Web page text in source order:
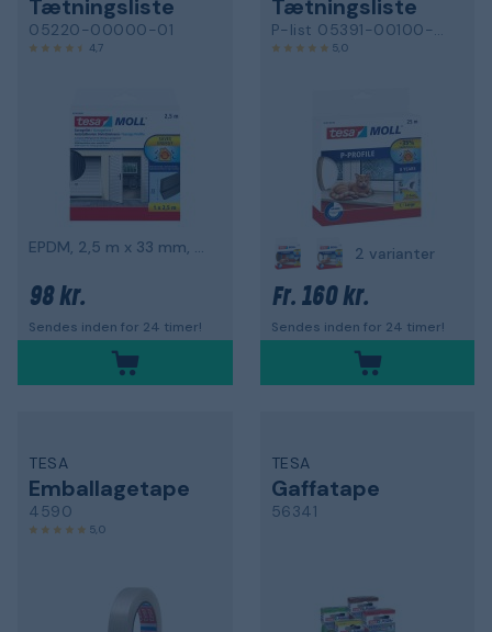
Tætningsliste
05220-00000-01
4,7
EPDM, 2,5 m x 33 mm, sort
98 kr.
Sendes inden for 24 timer!
Tætningsliste
P-list 05391-00100-00
5,0
2 varianter
Fr. 160 kr.
Sendes inden for 24 timer!
TESA
Emballagetape
4590
5,0
TESA
Gaffatape
56341